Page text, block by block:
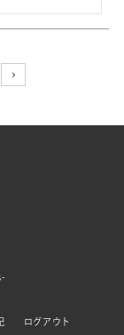
ログアウト